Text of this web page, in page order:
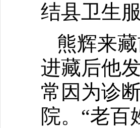
结县卫生
熊辉来
进藏后他
常因为诊
院。“老